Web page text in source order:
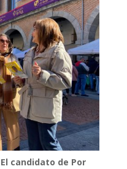
El candidato de Por